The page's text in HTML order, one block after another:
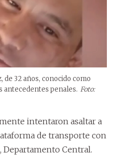
de 32 años, conocido como
antecedentes penales. Foto:
intentaron asaltar a
de transporte con
, Departamento Central.